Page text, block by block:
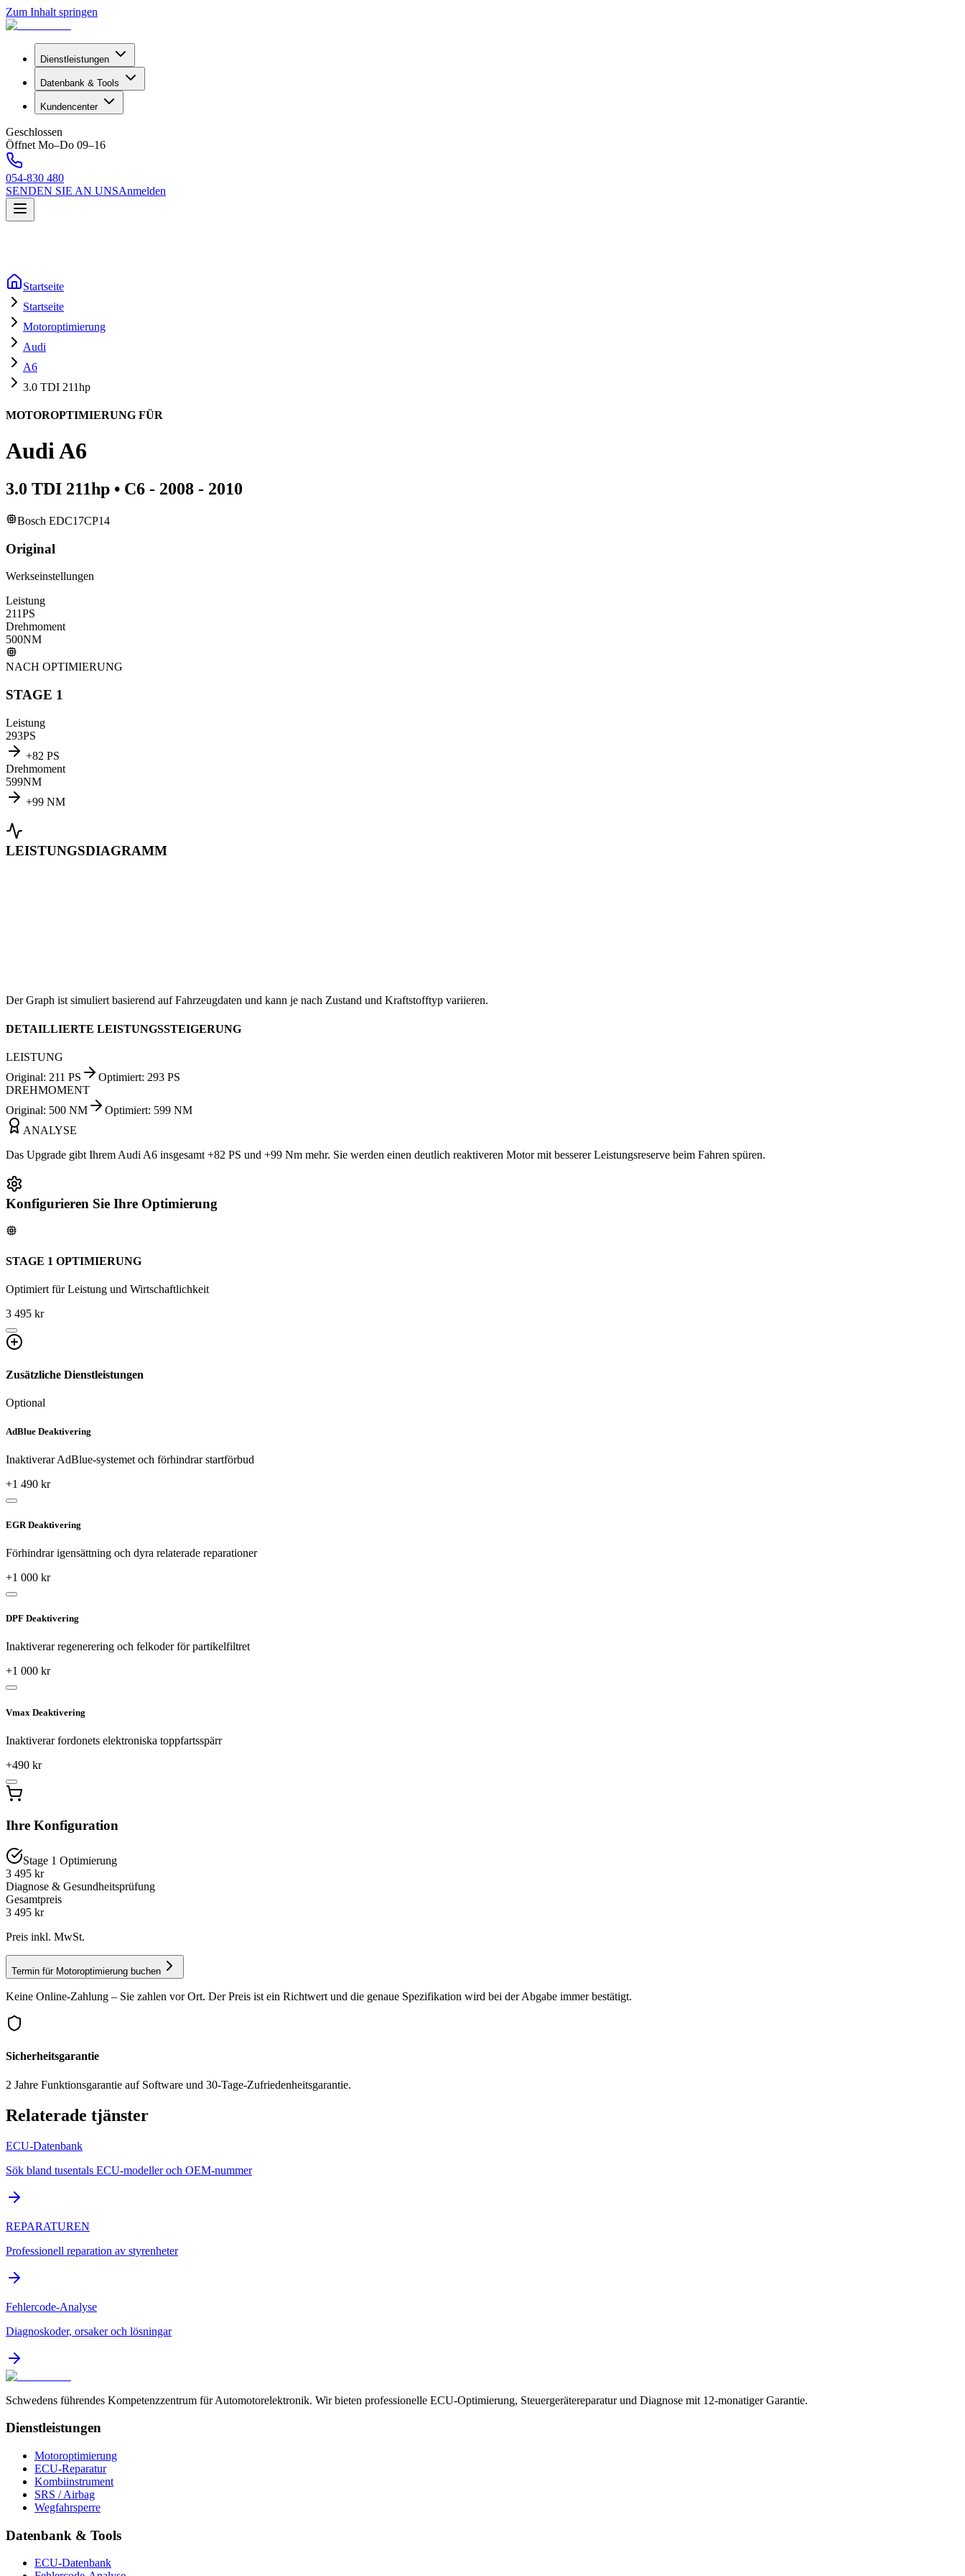
Zum Inhalt springen
Dienstleistungen
Datenbank & Tools
Kundencenter
Geschlossen
Öffnet Mo–Do 09–16
054-830 480
SENDEN SIE AN UNSAnmelden
Startseite
Startseite
Motoroptimierung
Audi
A6
3.0 TDI 211hp
MOTOROPTIMIERUNG FÜR
AudiA6
3.0 TDI 211hp • C6 - 2008 - 2010
Bosch EDC17CP14
Original
Werkseinstellungen
Leistung
211PS
Drehmoment
500NM
NACH OPTIMIERUNG
STAGE 1
Leistung
293PS
+82 PS
Drehmoment
599NM
+99 NM
LEISTUNGSDIAGRAMM
Der Graph ist simuliert basierend auf Fahrzeugdaten und kann je nach Zustand und Kraftstofftyp variieren.
DETAILLIERTE LEISTUNGSSTEIGERUNG
LEISTUNG
Original: 211 PS Optimiert: 293 PS
DREHMOMENT
Original: 500 NM Optimiert: 599 NM
ANALYSE
Das Upgrade gibt Ihrem Audi A6 insgesamt +82 PS und +99 Nm mehr. Sie werden einen deutlich reaktiveren Motor mit besserer Leistungsreserve beim Fahren spüren.
Konfigurieren Sie Ihre Optimierung
STAGE 1 OPTIMIERUNG
Optimiert für Leistung und Wirtschaftlichkeit
3 495 kr
Zusätzliche Dienstleistungen
Optional
AdBlue Deaktivering
Inaktiverar AdBlue-systemet och förhindrar startförbud
+1 490 kr
EGR Deaktivering
Förhindrar igensättning och dyra relaterade reparationer
+1 000 kr
DPF Deaktivering
Inaktiverar regenerering och felkoder för partikelfiltret
+1 000 kr
Vmax Deaktivering
Inaktiverar fordonets elektroniska toppfartsspärr
+490 kr
Ihre Konfiguration
Stage 1 Optimierung
3 495 kr
Diagnose & Gesundheitsprüfung
Gesamtpreis
3 495 kr
Preis inkl. MwSt.
Termin für Motoroptimierung buchen
Keine Online-Zahlung – Sie zahlen vor Ort. Der Preis ist ein Richtwert und die genaue Spezifikation wird bei der Abgabe immer bestätigt.
Sicherheitsgarantie
2 Jahre Funktionsgarantie auf Software und 30-Tage-Zufriedenheitsgarantie.
Relaterade tjänster
ECU-Datenbank
Sök bland tusentals ECU-modeller och OEM-nummer
REPARATUREN
Professionell reparation av styrenheter
Fehlercode-Analyse
Diagnoskoder, orsaker och lösningar
Schwedens führendes Kompetenzzentrum für Automotorelektronik. Wir bieten professionelle ECU-Optimierung, Steuergerätereparatur und Diagnose mit 12-monatiger Garantie.
Dienstleistungen
Motoroptimierung
ECU-Reparatur
Kombiinstrument
SRS / Airbag
Wegfahrsperre
Datenbank & Tools
ECU-Datenbank